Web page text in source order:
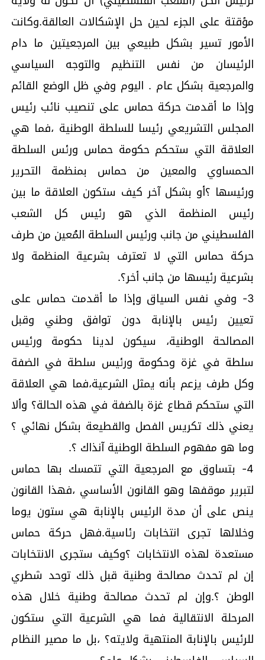
مؤقتة على الجزء لحين حل الإشكالات العالقة.وكانت
الأمور تسير بشكل طبيعي بين المرجعيتين ما دام
الرئيسان من نفس التنظيم والتوجه السياسي
والمرجعية بشكل عام . اليوم وفي ظل الوضع القائم
وإذا ما أقدمت حركة حماس على تنصيب نائب رئيس
المجلس التشريعي رئيسا للسلطة الوطنية ،فما هي
العلاقة التي ستحكم حكومة حماس ورئس السلطة
الحمساوي والمعين من حماس بمنظمة التحرير
ورئيسها ؟أو بشكل آخر كيف ستكون العلاقة ما بين
رئيس المنظمة الذي هو رئيس كل الشعب
الفلسطيني من جانب ورئيس السلطة المُعين من طرف
حركة حماس التي لا تعترف بشرعية المنظمة ولا
بشرعية رئيسها من جانب أخر؟.
3- وفي نفس السياق وإذا ما أقدمت حماس على
تعيين رئيس بالإنابة دون توافق وطني وقبل
المصالحة الوطنية، سيكون لدينا حكومة ورئيس
سلطة في غزة وحكومة ورئيس سلطة في الضفة
وكل طرف يزعم بأنه يمثل الشرعية،فما هي العلاقة
التي ستحكم قطاع غزة بالضفة في هذه الحالة؟ وألا
يعني ذلك تكريس الفصل والقطيعة بشكل نهائي ؟
وما هو مفهوم السلطة الوطنية آنذاك ؟.
4- بتساوق مع المرجعية التي تتمسك بها حماس
لتبرير موقفها وهو القانون الأساسي ،فهذا القانون
ينص على أن مدة الرئيس بالإنابة هي ستون يوما
وخلالها تجرى انتخابات رئاسية.فهل حركة حماس
مستعدة لهذه الانتخابات ؟وكيف ستجرى الانتخابات
إن لم تحدث مصالحة وطنية قبل ذلك توحد شطري
الوطن ؟.وإن لم تحدث مصالحة وطنية خلال هذه
المرحلة الانتقالية فما هي الشرعية التي ستكون
للرئيس بالإنابة المنتهية ولايته؟ ،بل ما مصير النظام